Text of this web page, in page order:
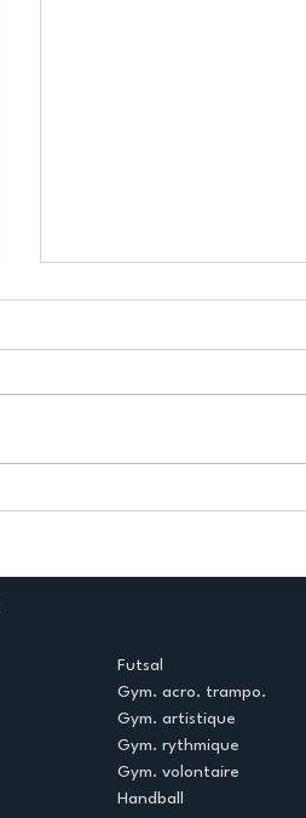
Futsal
Gym. acro. trampo.
Gym. artistique
Gym. rythmique
Gym. volontaire
Handball